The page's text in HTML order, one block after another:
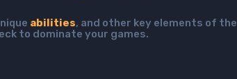
abilities, and other key elements of the
to dominate your games.